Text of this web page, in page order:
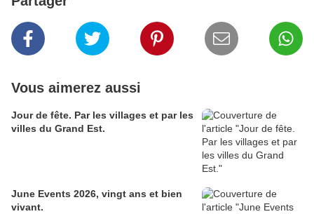
Vous aimerez aussi
Jour de fête. Par les villages et par les
villes du Grand Est.
June Events 2026, vingt ans et bien
vivant.